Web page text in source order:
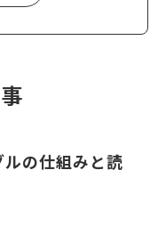
の仕組みと読